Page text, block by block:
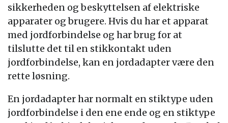
sikkerheden og beskyttelsen af elektriske
apparater og brugere. Hvis du har et apparat
med jordforbindelse og har brug for at
tilslutte det til en stikkontakt uden
jordforbindelse, kan en jordadapter være den
rette løsning.
En jordadapter har normalt en stiktype uden
jordforbindelse i den ene ende og en stiktype